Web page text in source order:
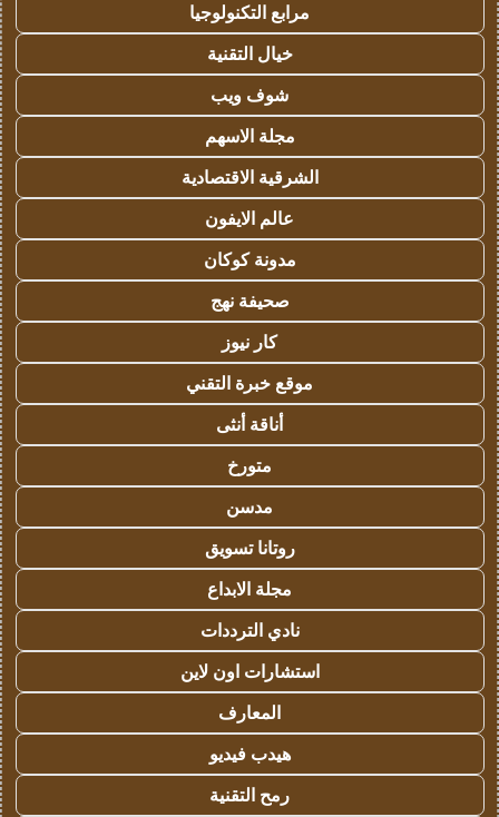
مرابع التكنولوجيا
خيال التقنية
شوف ويب
مجلة الاسهم
الشرقية الاقتصادية
عالم الايفون
مدونة كوكان
صحيفة نهج
كار نيوز
موقع خبرة التقني
أناقة أنثى
متورخ
مدسن
روتانا تسويق
مجلة الابداع
نادي الترددات
استشارات اون لاين
المعارف
هيدب فيديو
رمح التقنية